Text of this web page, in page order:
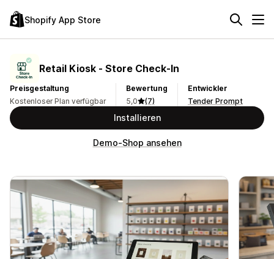
Shopify App Store
Retail Kiosk ‑ Store Check‑In
Preisgestaltung
Kostenloser Plan verfügbar
Bewertung
5,0
(7)
Entwickler
Tender Prompt
Installieren
Demo-Shop ansehen